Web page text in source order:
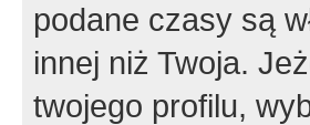
podane czasy są
innej niż Twoja.
twojego profilu,